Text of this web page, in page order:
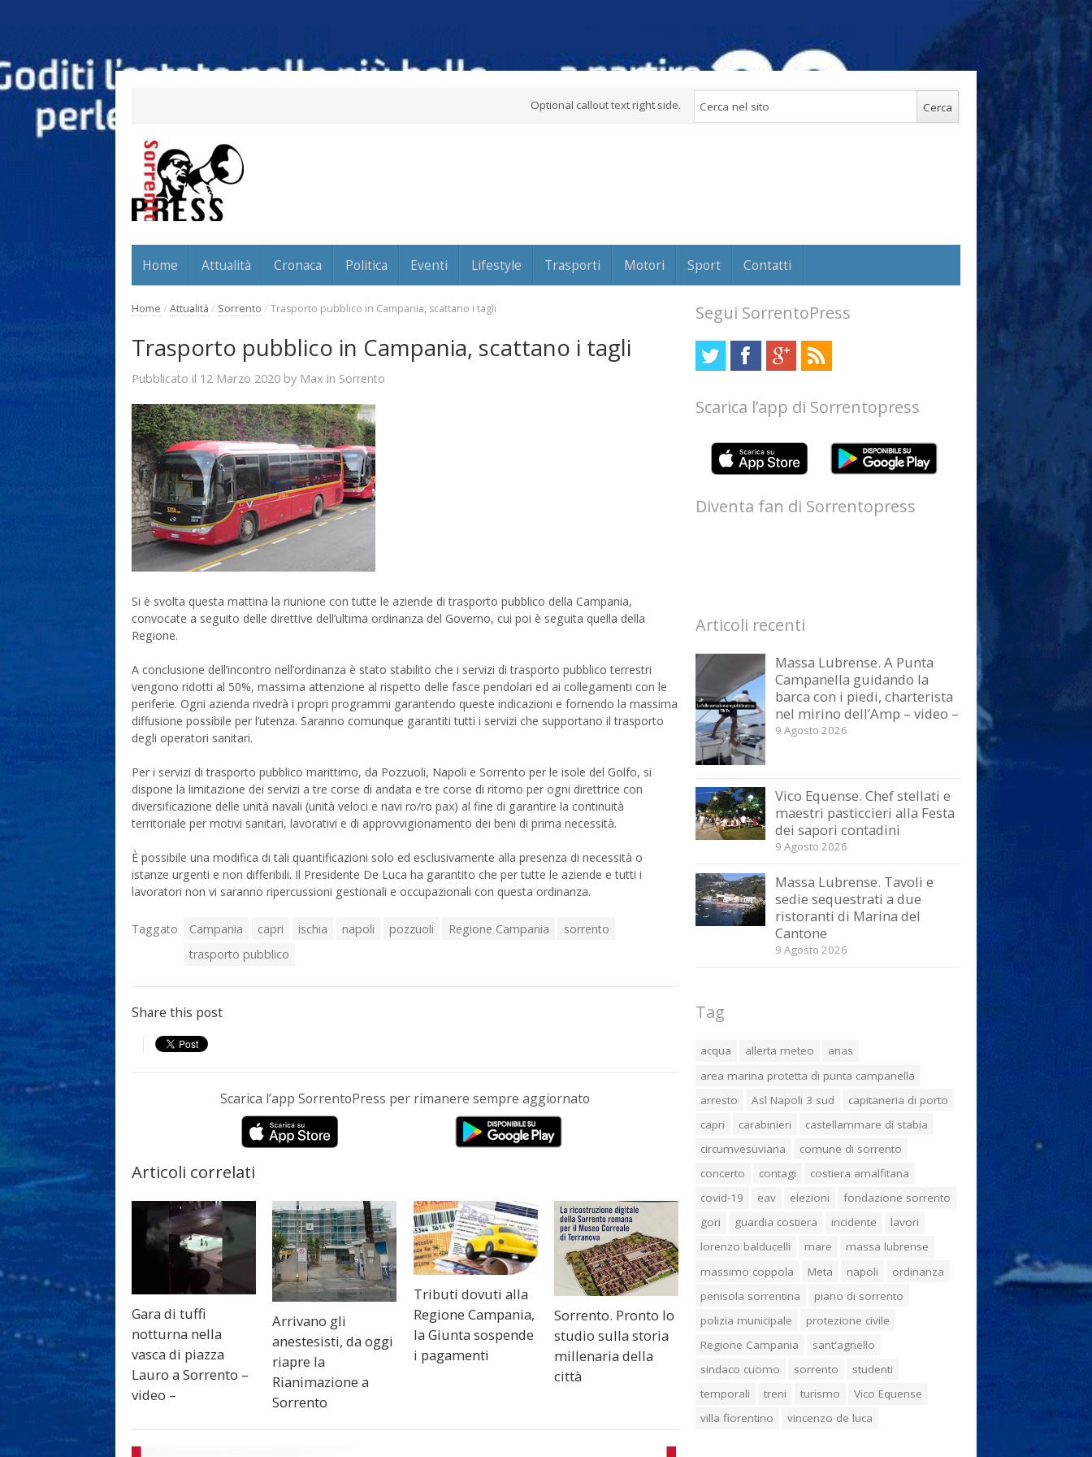
Optional callout text right side.
Home Attualità Cronaca Politica Eventi Lifestyle Trasporti Motori Sport Contatti
Home / Attualità / Sorrento / Trasporto pubblico in Campania, scattano i tagli
Trasporto pubblico in Campania, scattano i tagli
Pubblicato il 12 Marzo 2020 by Max in Sorrento
Si è svolta questa mattina la riunione con tutte le aziende di trasporto pubblico della Campania,
convocate a seguito delle direttive dell’ultima ordinanza del Governo, cui poi è seguita quella della
Regione.
A conclusione dell’incontro nell’ordinanza è stato stabilito che i servizi di trasporto pubblico terrestri
vengono ridotti al 50%, massima attenzione al rispetto delle fasce pendolari ed ai collegamenti con le
periferie. Ogni azienda rivedrà i propri programmi garantendo queste indicazioni e fornendo la massima
diffusione possibile per l’utenza. Saranno comunque garantiti tutti i servizi che supportano il trasporto
degli operatori sanitari.
Per i servizi di trasporto pubblico marittimo, da Pozzuoli, Napoli e Sorrento per le isole del Golfo, si
dispone la limitazione dei servizi a tre corse di andata e tre corse di ritorno per ogni direttrice con
diversificazione delle unità navali (unità veloci e navi ro/ro pax) al fine di garantire la continuità
territoriale per motivi sanitari, lavorativi e di approvvigionamento dei beni di prima necessità.
È possibile una modifica di tali quantificazioni solo ed esclusivamente alla presenza di necessità o
istanze urgenti e non differibili. Il Presidente De Luca ha garantito che per tutte le aziende e tutti i
lavoratori non vi saranno ripercussioni gestionali e occupazionali con questa ordinanza.
Taggato Campania capri ischia napoli pozzuoli Regione Campania
sorrento
trasporto pubblico
Share this post
Scarica l’app SorrentoPress per rimanere sempre aggiornato
Articoli correlati
Gara di tuffi
notturna nella
vasca di piazza
Lauro a Sorrento –
video –
Arrivano gli
anestesisti, da oggi
riapre la
Rianimazione a
Sorrento
Tributi dovuti alla
Regione Campania,
la Giunta sospende
i pagamenti
Sorrento. Pronto lo
studio sulla storia
millenaria della
città
Segui SorrentoPress
Scarica l’app di Sorrentopress
Diventa fan di Sorrentopress
Articoli recenti
Massa Lubrense. A Punta
Campanella guidando la
barca con i piedi, charterista
nel mirino dell’Amp – video –
9 Agosto 2026
Vico Equense. Chef stellati e
maestri pasticcieri alla Festa
dei sapori contadini
9 Agosto 2026
Massa Lubrense. Tavoli e
sedie sequestrati a due
ristoranti di Marina del
Cantone
9 Agosto 2026
Tag
acqua allerta meteo
anas
area marina protetta di punta campanella
arresto
Asl Napoli 3 sud
capitaneria di porto
capri
carabinieri
castellammare di stabia
circumvesuviana
comune di sorrento
concerto
contagi
costiera amalfitana
covid-19
eav elezioni
fondazione sorrento
gori
guardia costiera incidente
lavori
lorenzo balducelli
mare
massa lubrense
massimo coppola
Meta napoli
ordinanza
penisola sorrentina
piano di sorrento
polizia municipale
protezione civile
Regione Campania
sant'agnello
sindaco cuomo
sorrento
studenti
temporali
treni turismo
Vico Equense
villa fiorentino
vincenzo de luca